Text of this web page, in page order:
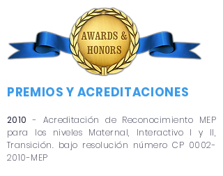
PREMIOS Y ACREDITACIONES
2010 - Acreditación de Reconocimiento MEP
para los niveles Maternal, Interactivo I y II,
Transición. bajo resolución número CP 0002-
2010-MEP